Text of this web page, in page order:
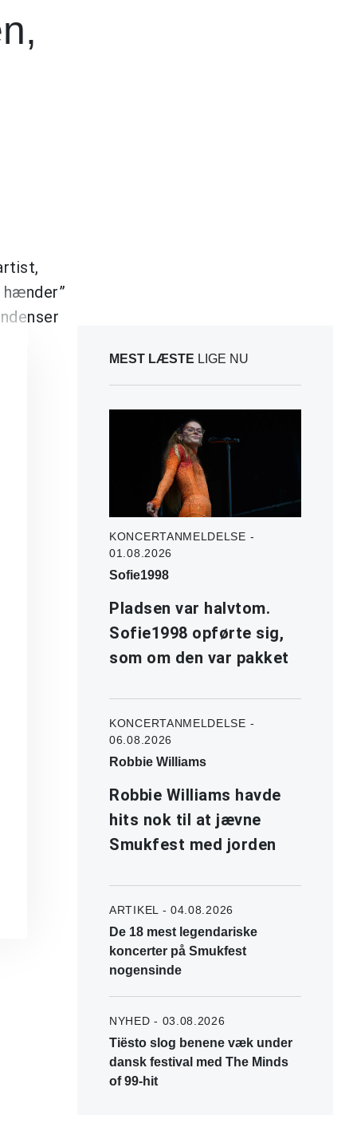
MEST LÆSTE LIGE NU
KONCERTANMELDELSE -
01.08.2026
Sofie1998
Pladsen var halvtom.
Sofie1998 opførte sig,
som om den var pakket
KONCERTANMELDELSE -
06.08.2026
Robbie Williams
Robbie Williams havde
hits nok til at jævne
Smukfest med jorden
ARTIKEL - 04.08.2026
De 18 mest legendariske
koncerter på Smukfest
nogensinde
NYHED - 03.08.2026
Tiësto slog benene væk under
dansk festival med The Minds
of 99-hit